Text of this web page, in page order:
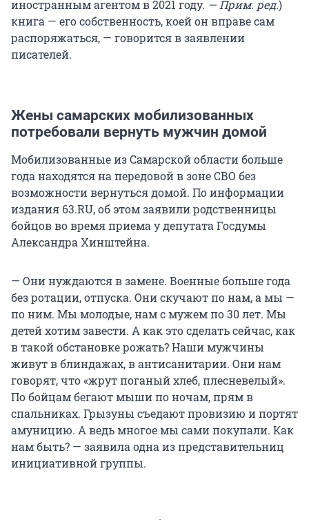
иностранным агентом в 2021 году. — Прим. ред.)
книга — его собственность, коей он вправе сам
распоряжаться, — говорится в заявлении
писателей.
Жены самарских мобилизованных
потребовали вернуть мужчин домой
Мобилизованные из Самарской области больше
года находятся на передовой в зоне СВО без
возможности вернуться домой. По информации
издания 63.RU, об этом заявили родственницы
бойцов во время приема у депутата Госдумы
Александра Хинштейна.
— Они нуждаются в замене. Военные больше года
без ротации, отпуска. Они скучают по нам, а мы —
по ним. Мы молодые, нам с мужем по 30 лет. Мы
детей хотим завести. А как это сделать сейчас, как
в такой обстановке рожать? Наши мужчины
живут в блиндажах, в антисанитарии. Они нам
говорят, что «жрут поганый хлеб, плесневелый».
По бойцам бегают мыши по ночам, прям в
спальниках. Грызуны съедают провизию и портят
амуницию. А ведь многое мы сами покупали. Как
нам быть? — заявила одна из представительниц
инициативной группы.